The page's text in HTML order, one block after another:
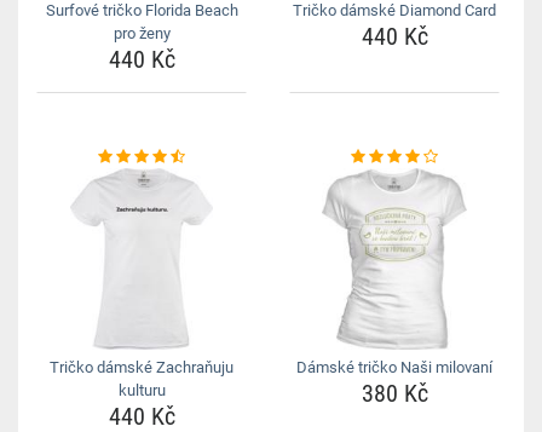
Surfové tričko Florida Beach
pro ženy
440 Kč
Tričko dámské Diamond Card
440 Kč
Tričko dámské Zachraňuju
kulturu
440 Kč
Dámské tričko Naši milovaní
380 Kč